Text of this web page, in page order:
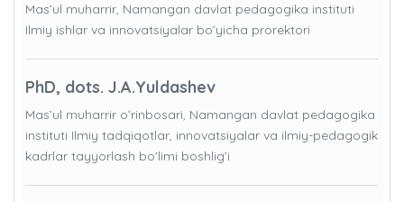
Mas’ul muharrir, Namangan davlat pedagogika instituti
Ilmiy ishlar va innovatsiyalar bo’yicha prorektori
PhD, dots. J.A.Yuldashev
Mas’ul muharrir o’rinbosari, Namangan davlat pedagogika
instituti Ilmiy tadqiqotlar, innovatsiyalar va ilmiy-pedagogik
kadrlar tayyorlash bo'limi boshlig’i